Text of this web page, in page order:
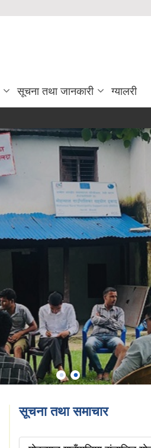
सूचना तथा जानकारी ग्यालरी
सूचना तथा समाचार